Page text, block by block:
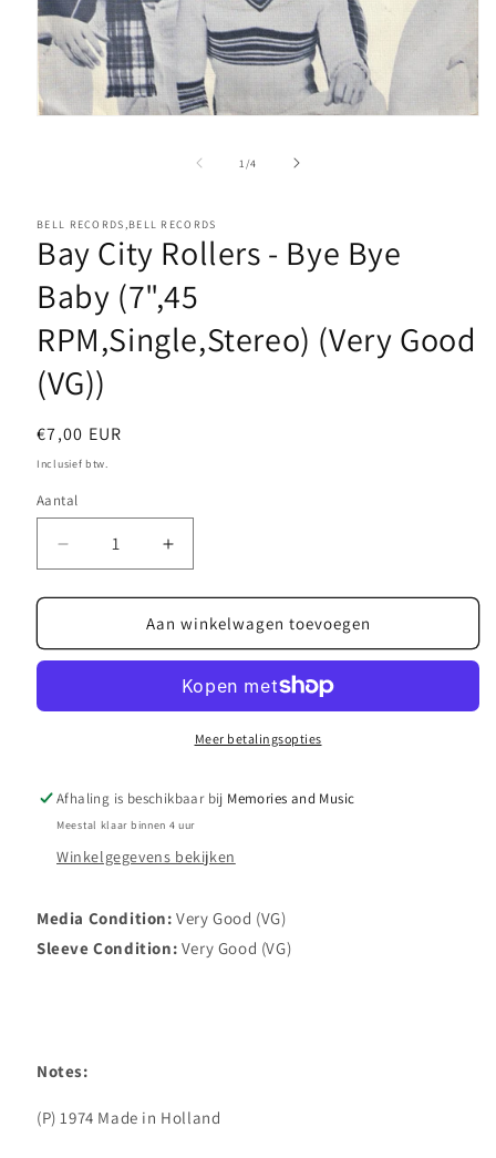
1/van
4
BELL RECORDS,BELL RECORDS
Bay City Rollers - Bye Bye
Baby (7",45
RPM,Single,Stereo) (Very Good
(VG))
Normale
prijs
€7,00 EUR
Inclusief btw.
Aantal
Aantal
verlagen
voor
City
Bye
RPM,Single,Stereo)
(Very
Good
Aantal
verhogen
voor
Bay
City
Bye
Bye
RPM,Single,Stereo)
(Very
Good
Aan winkelwagen toevoegen
Meer betalingsopties
Afhaling is beschikbaar bij Memories and Music
Meestal klaar binnen 4 uur
Winkelgegevens bekijken
Media Condition: Very Good (VG)
Sleeve Condition: Very Good (VG)
Notes: